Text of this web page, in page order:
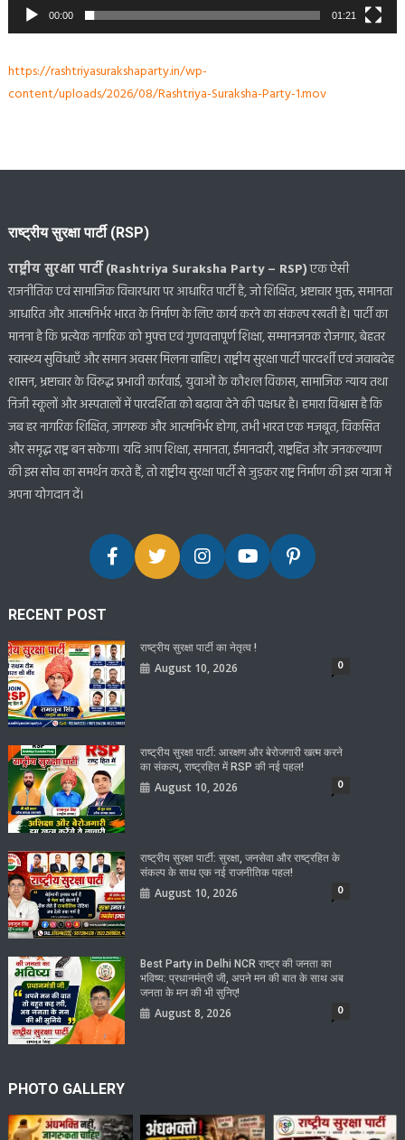
00:00 01:21
https://rashtriyasurakshaparty.in/wp-
content/uploads/2026/08/Rashtriya-Suraksha-Party-1.mov
राष्ट्रीय सुरक्षा पार्टी (RSP)
राष्ट्रीय सुरक्षा पार्टी (Rashtriya Suraksha Party – RSP)एक ऐसी
राजनीतिक एवं सामाजिक विचारधारा पर आधारित पार्टी है, जो शिक्षित, भ्रष्टाचार मुक्त, समानता
आधारित और आत्मनिर्भर भारत के निर्माण के लिए कार्य करने का संकल्प रखती है। पार्टी का
मानना है कि प्रत्येक नागरिक को मुफ्त एवं गुणवत्तापूर्ण शिक्षा, सम्मानजनक रोजगार, बेहतर
स्वास्थ्य सुविधाएँ और समान अवसर मिलना चाहिए। राष्ट्रीय सुरक्षा पार्टी पारदर्शी एवं जवाबदेह
शासन, भ्रष्टाचार के विरुद्ध प्रभावी कार्रवाई, युवाओं के कौशल विकास, सामाजिक न्याय तथा
निजी स्कूलों और अस्पतालों में पारदर्शिता को बढ़ावा देने की पक्षधर है। हमारा विश्वास है कि
जब हर नागरिक शिक्षित, जागरूक और आत्मनिर्भर होगा, तभी भारत एक मजबूत, विकसित
और समृद्ध राष्ट्र बन सकेगा। यदि आप शिक्षा, समानता, ईमानदारी, राष्ट्रहित और जनकल्याण
की इस सोच का समर्थन करते हैं, तो राष्ट्रीय सुरक्षा पार्टी से जुड़कर राष्ट्र निर्माण की इस यात्रा में
अपना योगदान दें।
RECENT POST
राष्ट्रीय सुरक्षा पार्टी का नेतृत्व !
August 10, 2026 0
राष्ट्रीय सुरक्षा पार्टी: आरक्षण और बेरोजगारी खत्म करने
का संकल्प, राष्ट्रहित में RSP की नई पहल!
August 10, 2026 0
राष्ट्रीय सुरक्षा पार्टी: सुरक्षा, जनसेवा और राष्ट्रहित के
संकल्प के साथ एक नई राजनीतिक पहल!
August 10, 2026 0
Best Party in Delhi NCR राष्ट्र की जनता का
भविष्य: प्रधानमंत्री जी, अपने मन की बात के साथ अब
जनता के मन की भी सुनिए!
August 8, 2026 0
PHOTO GALLERY